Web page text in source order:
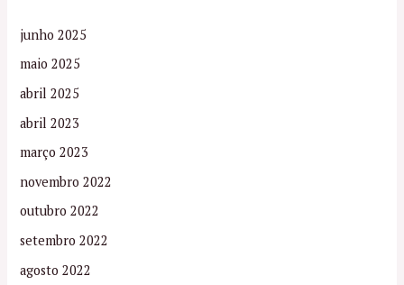
junho 2025
maio 2025
abril 2025
abril 2023
março 2023
novembro 2022
outubro 2022
setembro 2022
agosto 2022